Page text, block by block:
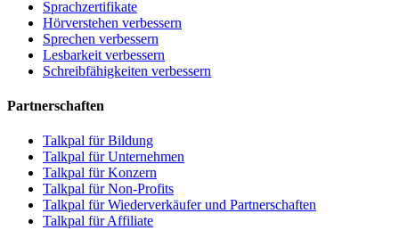
Sprachzertifikate
Hörverstehen verbessern
Sprechen verbessern
Lesbarkeit verbessern
Schreibfähigkeiten verbessern
Partnerschaften
Talkpal für Bildung
Talkpal für Unternehmen
Talkpal für Konzern
Talkpal für Non-Profits
Talkpal für Wiederverkäufer und Partnerschaften
Talkpal für Affiliate